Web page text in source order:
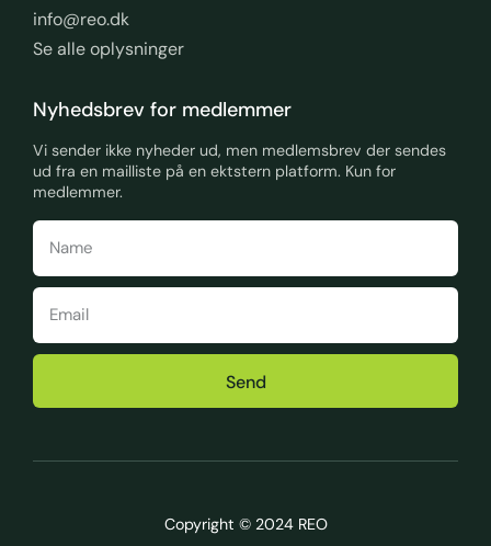
info@reo.dk
Se alle oplysninger
Nyhedsbrev for medlemmer
Vi sender ikke nyheder ud, men medlemsbrev der sendes
ud fra en mailliste på en ektstern platform. Kun for
medlemmer.
Send
Copyright © 2024 REO